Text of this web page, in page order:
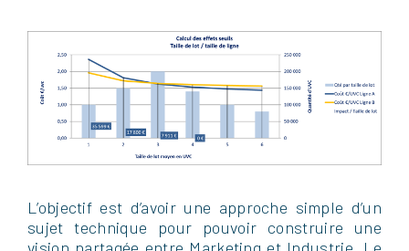
L’objectif est d’avoir une approche simple d’un
sujet technique pour pouvoir construire une